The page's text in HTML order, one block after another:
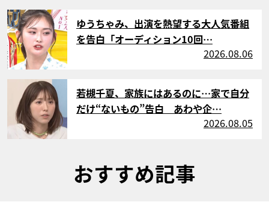
サムネイル
ゆうちゃみ、出演を熱望する大人気番組
を告白「オーディション10回…
2026.08.06
サムネイル
若槻千夏、家族にはあるのに…家で自分
だけ“ないもの”告白 あわや企…
2026.08.05
おすすめ記事